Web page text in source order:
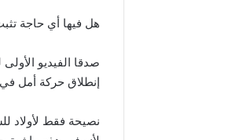
هل فيها أي حاجة
صدقا الفيديو
إنطلاق حركة أمل
نصيحة فقط لأولاد